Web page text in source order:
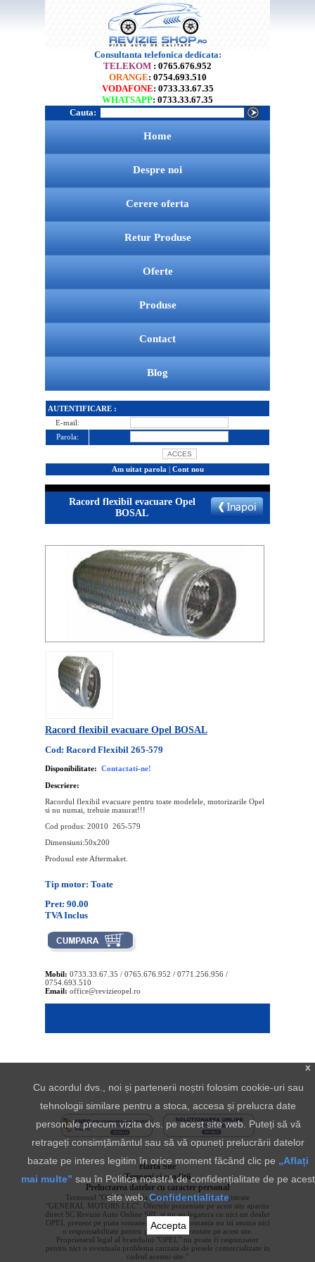
Consultanta telefonica dedicata:
TELEKOM : 0765.676.952
ORANGE: 0754.693.510
VODAFONE: 0733.33.67.35
WHATSAPP: 0733.33.67.35
Cauta:
Home
Despre noi
Cerere oferta
Retur Produse
Oferte
Produse
Contact
Blog
AUTENTIFICARE :
E-mail:
Parola:
Am uitat parola | Cont nou
Racord flexibil evacuare Opel
BOSAL
Racord flexibil evacuare Opel BOSAL
Cod: Racord Flexibil 265-579
Disponibilitate: Contactati-ne!
Descriere:
Racordul flexibil evacuare pentru toate modelele, motorizarile Opel
si nu numai, trebuie masurat!!!
Cod produs: 20010 265-579
Dimensiuni:50x200
Produsul este Aftermaket.
Tip motor: Toate
Pret: 90.00
TVA Inclus
Mobil: 0733.33.67.35 / 0765.676.952 / 0771.256.956 /
0754.693.510
Email: office@revizieopel.ro
Harta Site
Termeni si conditii
Prelucrarea datelor cu caracter personal
Termenul "OPEL" si sigla aferenta sunt marci inregistrate
"GENERAL MOTORS LLC". Ofertele prezentate pe acest site apartin
direct SC Revizie Auto Online SRL si nu au legatura cu nici un dealer
OPEL prezent pe piata romaneasca. OPEL Romania nu isi asuma nici
o responsabilitate pentru produsele prezentate pe acest site.
Proprietarul legal al brandului "OPEL" nu poate fi raspunzator
pentru nici o eventuala problema cauzata de piesele comercializate in
cadrul acestui site."
x
Cu acordul dvs., noi și partenerii noștri folosim cookie-uri sau
tehnologii similare pentru a stoca, accesa și prelucra date
personale precum vizita dvs. pe acest site web. Puteți să vă
retrageți consimțământul sau să vă opuneți prelucrării datelor
bazate pe interes legitim în orice moment făcând clic pe „Aflați
mai multe” sau în Politica noastră de confidențialitate de pe acest
site web.Confidentialitate
Accepta